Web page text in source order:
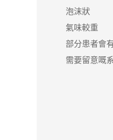
泡沫狀
氣味較重
部分患者會有
需要留意嘅系